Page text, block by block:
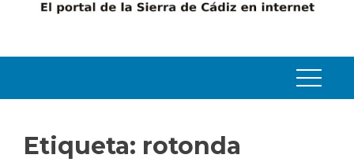
Etiqueta: rotonda